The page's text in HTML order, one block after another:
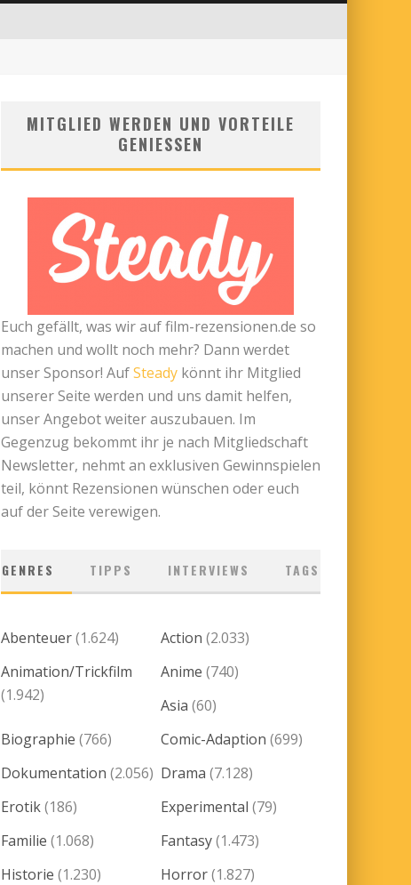
MITGLIED WERDEN UND VORTEILE
GENIESSEN
Euch gefällt, was wir auf film-rezensionen.de so
machen und wollt noch mehr? Dann werdet
unser Sponsor! AufSteady könnt ihr Mitglied
unserer Seite werden und uns damit helfen,
unser Angebot weiter auszubauen. Im
Gegenzug bekommt ihr je nach Mitgliedschaft
Newsletter, nehmt an exklusiven Gewinnspielen
teil, könnt Rezensionen wünschen oder euch
auf der Seite verewigen.
GENRES TIPPS INTERVIEWS TAGS
Abenteuer(1.624) Action (2.033)
Animation/Trickfilm
(1.942)
Anime (740)
Asia (60)
Biographie (766) Comic-Adaption (699)
Dokumentation (2.056) Drama (7.128)
Erotik(186) Experimental (79)
Familie (1.068) Fantasy(1.473)
Historie (1.230) Horror(1.827)